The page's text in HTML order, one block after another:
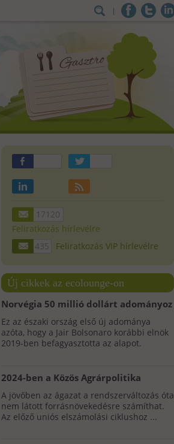
17120
Feliratkozás hírlevélre
435
Feliratkozás VIP hírlevélre
Új cikkek az ecolounge-on
Norvégia 50 millió dollárt adományoz
a brazil Amazonas-alapnak a
csökkenő erdőirtás miatt
Ez az északi ország első új adománya
azóta, hogy a Jair Bolsonaro korábbi elnök
2019-ben befagyasztotta az alapot.
2024-ben a Közös Agrárpolitika
keretein belül az erdőtelepítési
pályázatok az elsők között nyílnak
majd meg
A jövőben az ágazat a rendszerváltozás óta
nem látott forrásnövekedésre számíthat.
Az előző uniós elszámolási ciklushoz ...